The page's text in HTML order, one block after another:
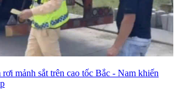
mảnh sắt trên cao tốc Bắc - Nam khiến